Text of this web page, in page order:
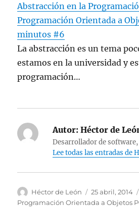
Abstracción en la
Programación Orientada a
minutos #6
La abstracción es un tema
estamos en la universidad y
programación…
Autor: Héctor de
Desarrollador de
Lee todas las entradas de
Autor
Héctor de León
Publicado
el
25 abril, 2014
Programación Orientada a Objetos